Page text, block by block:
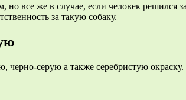
все же в случае, если человек решился
за такую собаку.
черно-серую а также серебристую окраску.